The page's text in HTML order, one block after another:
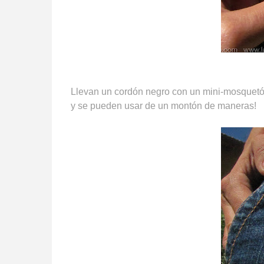
Llevan un cordón negro con un mini-
y se pueden usar de un montón de maneras!